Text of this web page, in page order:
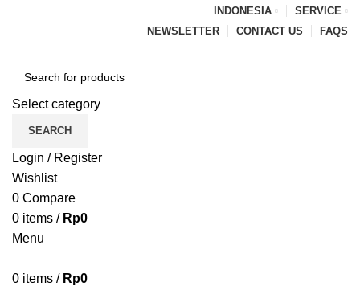
INDONESIA
SERVICE
NEWSLETTER
CONTACT US FAQS
Select category
SEARCH
Login / Register
Wishlist
0 Compare
0 items / Rp0
Menu
0 items / Rp0